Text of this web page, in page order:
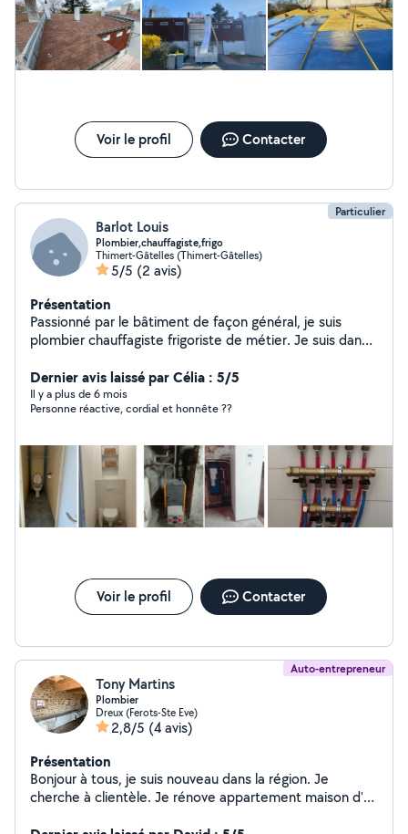
Voir le profil Contacter
Particulier
Barlot Louis
Plombier,chauffagiste,frigo
Thimert-Gâtelles (Thimert-Gâtelles)
5/5 (2 avis)
Présentation
Passionné par le bâtiment de façon général, je suis
plombier chauffagiste frigoriste de métier. Je suis dans
de chef d'équipe Au plaisir de pouvoir vous rendre
service en mettant a profit mes compétences
Dernier avis laissé par Célia : 5/5
Il y a plus de 6 mois
Personne réactive, cordial et honnête ??
Voir le profil Contacter
Auto-entrepreneur
Tony Martins
Plombier
Dreux (Ferots-Ste Eve)
2,8/5 (4 avis)
Présentation
Bonjour à tous, je suis nouveau dans la région. Je
cherche à clientèle. Je rénove appartement maison d'A